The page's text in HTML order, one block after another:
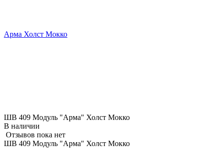
Арма Холст Мокко
ШВ 409 Модуль "Арма" Холст Мокко
В наличии
Отзывов пока нет
ШВ 409 Модуль "Арма" Холст Мокко